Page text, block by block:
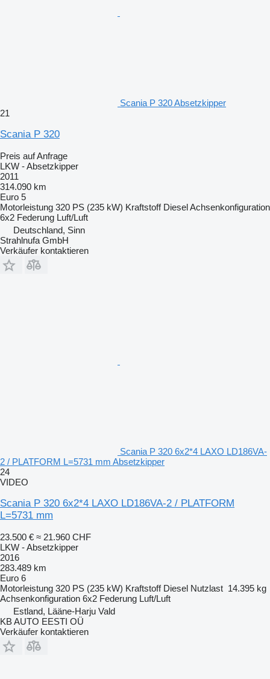
Scania P 320 Absetzkipper
21
Scania P 320
Preis auf Anfrage
LKW - Absetzkipper
2011
314.090 km
Euro 5
Motorleistung 320 PS (235 kW) Kraftstoff DieselAchsenkonfiguration
6x2 Federung Luft/Luft
Deutschland, Sinn
Strahlnufa GmbH
Verkäufer kontaktieren
Scania P 320 6x2*4 LAXO LD186VA-
2 / PLATFORM L=5731 mm Absetzkipper
24
VIDEO
Scania P 320 6x2*4 LAXO LD186VA-2 / PLATFORM
L=5731 mm
23.500 € ≈ 21.960 CHF
LKW - Absetzkipper
2016
283.489 km
Euro 6
Motorleistung 320 PS (235 kW) Kraftstoff Diesel Nutzlast 14.395 kg
Achsenkonfiguration 6x2 Federung Luft/Luft
Estland, Lääne-Harju Vald
KB AUTO EESTI OÜ
Verkäufer kontaktieren